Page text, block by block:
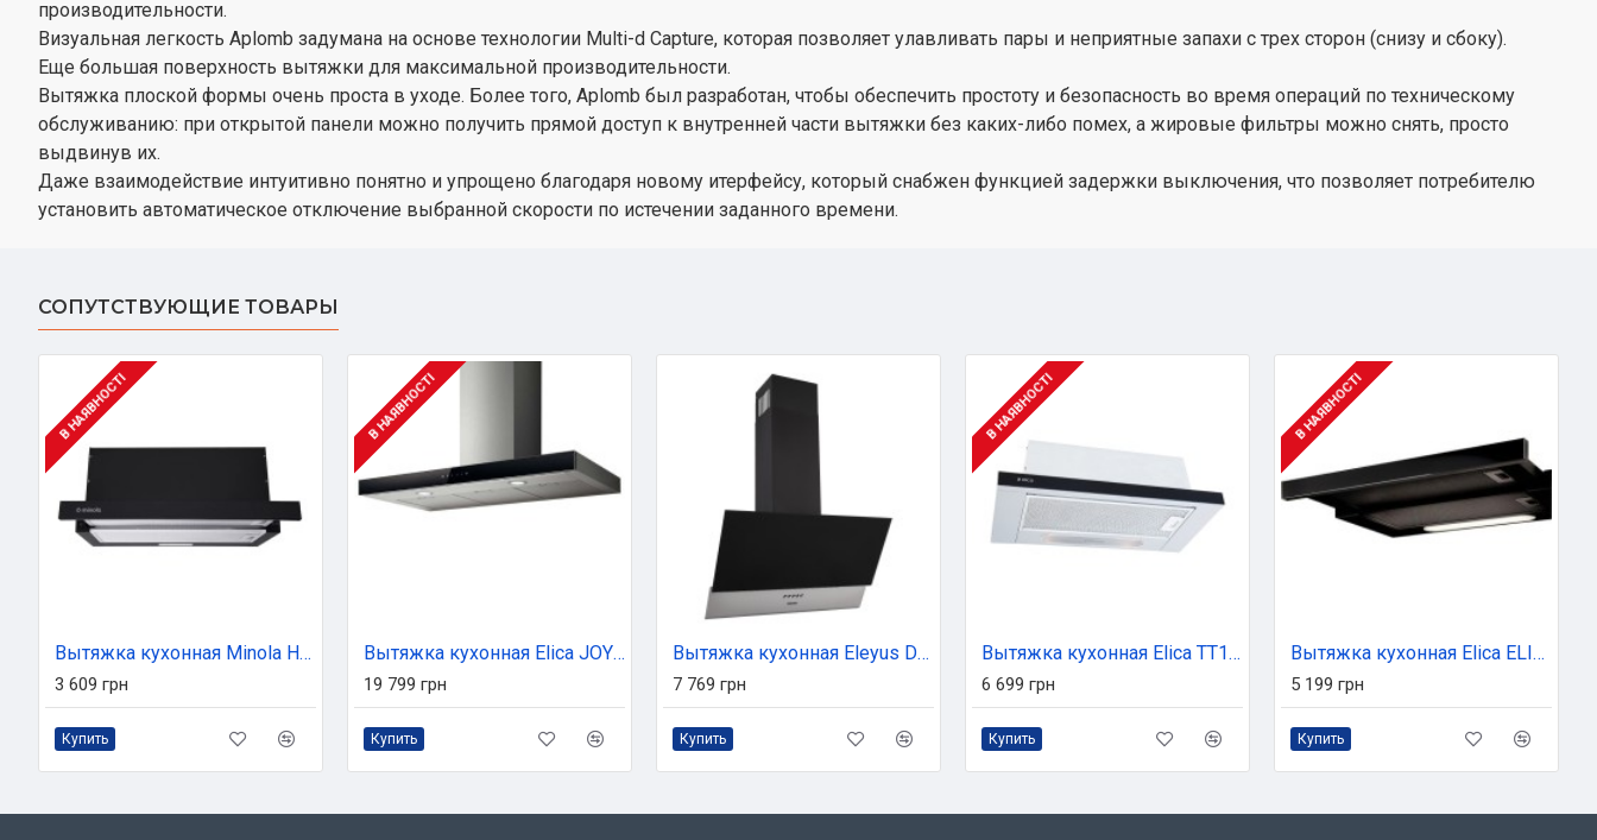
производительности.
Визуальная легкость Aplomb задумана на основе технологии Multi-d Capture, которая позволяет улавливать пары и неприятные запахи с трех сторон (снизу и сбоку).
Еще большая поверхность вытяжки для максимальной производительности.
Вытяжка плоской формы очень проста в уходе. Более того, Aplomb был разработан, чтобы обеспечить простоту и безопасность во время операций по техническому
обслуживанию: при открытой панели можно получить прямой доступ к внутренней части вытяжки без каких-либо помех, а жировые фильтры можно снять, просто
выдвинув их.
Даже взаимодействие интуитивно понятно и упрощено благодаря новому итерфейсу, который снабжен функцией задержки выключения, что позволяет потребителю
установить автоматическое отключение выбранной скорости по истечении заданного времени.
СОПУТСТВУЮЩИЕ ТОВАРЫ
В НАЯВНОСТІ
Вытяжка кухонная Minola HTL 6614 BL 1000 LED (HTL6614BL1000LED)
3 609 грн
Купить
В НАЯВНОСТІ
Вытяжка кухонная Elica JOY BLIX/A/90
19 799 грн
Купить
Вытяжка кухонная Eleyus Della 700 50 IS+BL
7 769 грн
Купить
В НАЯВНОСТІ
Вытяжка кухонная Elica TT14 LUX GRVT/A/60
6 699 грн
Купить
В НАЯВНОСТІ
Вытяжка кухонная Elica ELITE 14 LUX BL/A/60
5 199 грн
Купить